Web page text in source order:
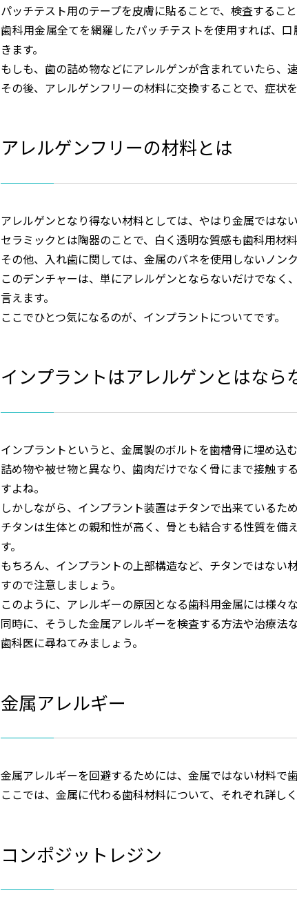
パッチテスト用のテープを皮膚に貼ることで、検査すること
歯科用金属全てを網羅したパッチテストを使用すれば、
きます。
もしも、歯の詰め物などにアレルゲンが含まれていたら、
その後、アレルゲンフリーの材料に交換することで、症状を
アレルゲンフリーの材料とは
アレルゲンとなり得ない材料としては、やはり金属ではな
セラミックとは陶器のことで、白く透明な質感も歯科用材
その他、入れ歯に関しては、金属のバネを使用しないノン
このデンチャーは、単にアレルゲンとならないだけでなく
言えます。
ここでひとつ気になるのが、インプラントについてです。
インプラントはアレルゲンとはなら
インプラントというと、金属製のボルトを歯槽骨に埋め込む
詰め物や被せ物と異なり、歯肉だけでなく骨にまで接触す
すよね。
しかしながら、インプラント装置はチタンで出来ているた
チタンは生体との親和性が高く、骨とも結合する性質を備
す。
もちろん、インプラントの上部構造など、チタンではない
すので注意しましょう。
このように、アレルギーの原因となる歯科用金属には様々
同時に、そうした金属アレルギーを検査する方法や治療法
歯科医に尋ねてみましょう。
金属アレルギー
金属アレルギーを回避するためには、金属ではない材料で
ここでは、金属に代わる歯科材料について、それぞれ詳し
コンポジットレジン